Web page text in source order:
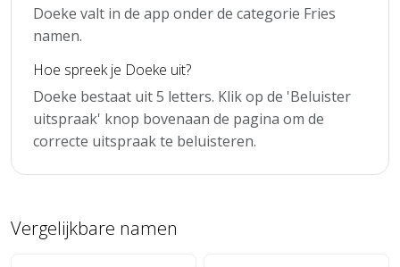
Doeke valt in de app onder de categorie Fries
namen.
Hoe spreek je Doeke uit?
Doeke bestaat uit 5 letters. Klik op de 'Beluister
uitspraak' knop bovenaan de pagina om de
correcte uitspraak te beluisteren.
Vergelijkbare namen